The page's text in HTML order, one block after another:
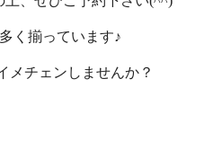
く揃っています♪
メチェンしませんか？